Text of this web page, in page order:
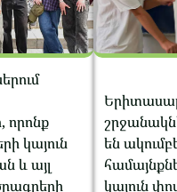
որոնք
կայուն
և այլ
են
կայուն